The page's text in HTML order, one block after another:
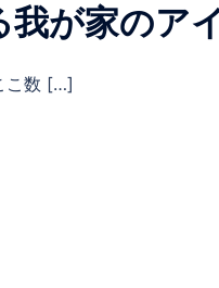
が家のア
こ数 […]